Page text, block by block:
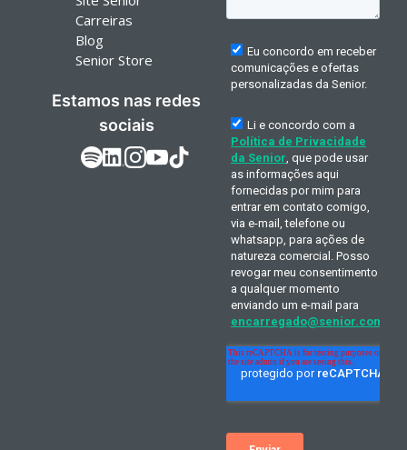
Carreiras
Blog
Senior Store
Estamos nas redes
sociais